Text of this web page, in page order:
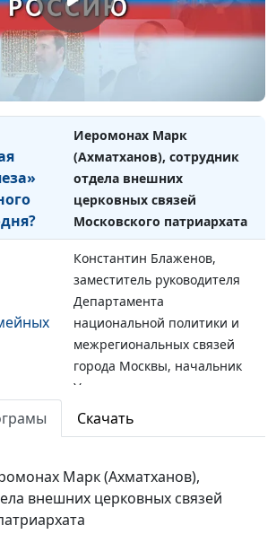
в
Иеромонах Марк
(Ахматханов), сотрудник
отдела внешних церковных
связей Московского
патриархата
Иеромонах Марк
(Ахматханов), сотрудник
отдела внешних
церковных связей
Московского патриархата
Константин Блаженов,
заместитель руководителя
Департамента
национальной политики и
межрегиональных связей
города Москвы, начальник
Управления по связям с
заместитель руководителя
Департамента
Скачать
Марк (Ахматханов),
внешних церковных связей